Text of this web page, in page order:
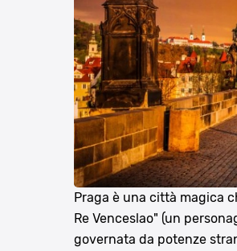
Praga è una città magica
Re Venceslao" (un
governata da potenze